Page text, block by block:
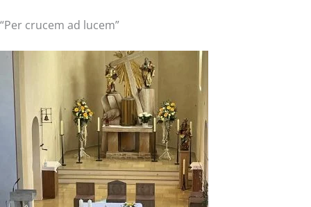
“Per crucem ad lucem”